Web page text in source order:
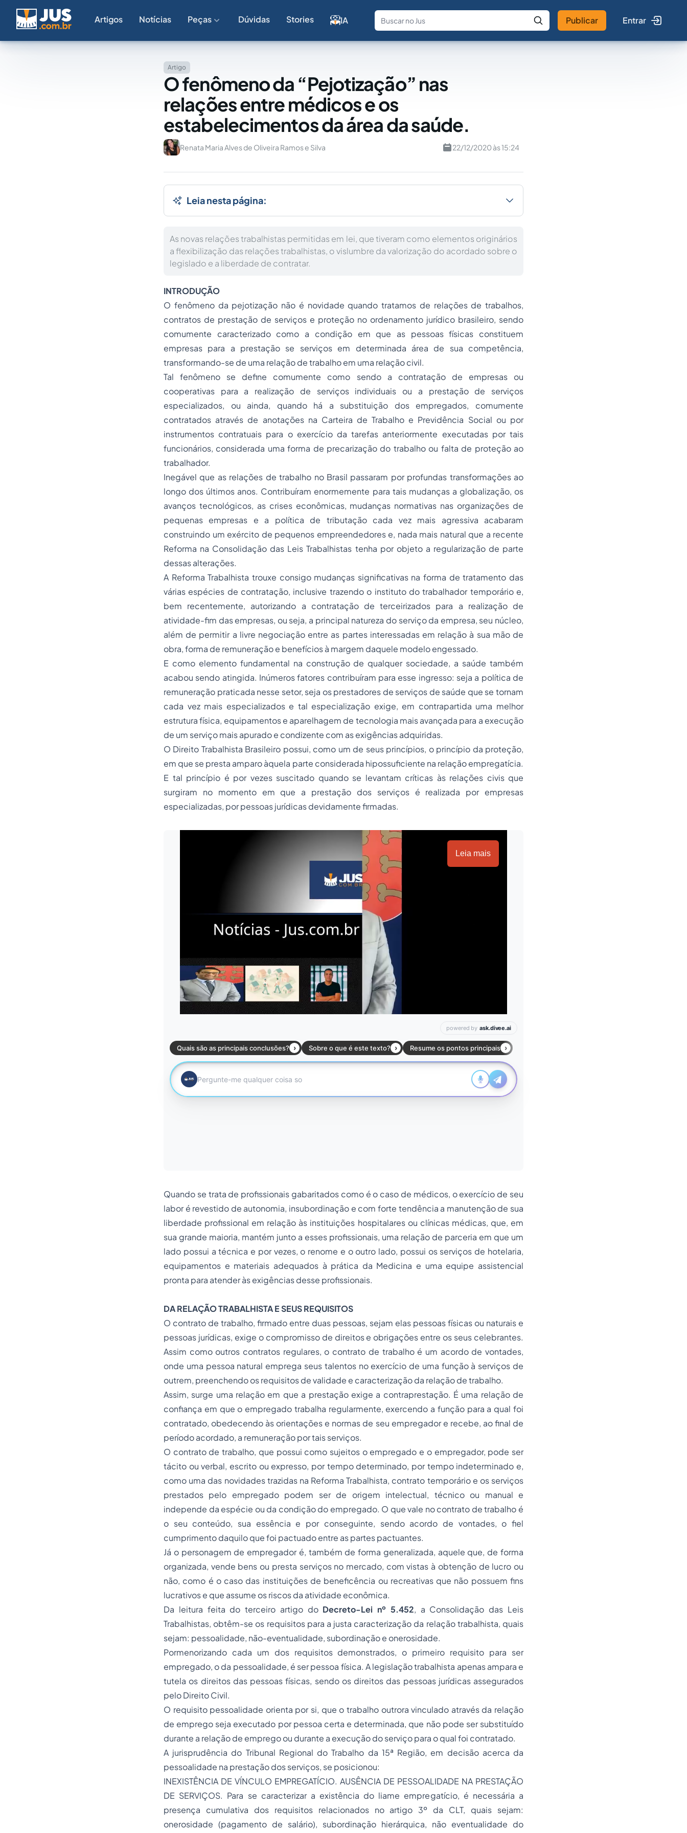
Artigos Notícias Peças Dúvidas Stories IA
Fale com a IA Buscar no Jus
Publicar Entrar
Artigo
O fenômeno da “Pejotização” nas
relações entre médicos e os
estabelecimentos da área da saúde.
Renata Maria Alves de Oliveira Ramos e Silva 22/12/2020 às 15:24
Leia nesta página:
As novas relações trabalhistas permitidas em lei, que tiveram como elementos originários
a flexibilização das relações trabalhistas, o vislumbre da valorização do acordado sobre o
legislado e a liberdade de contratar.
INTRODUÇÃO
O fenômeno da pejotização não é novidade quando tratamos de relações de trabalhos,
contratos de prestação de serviços e proteção no ordenamento jurídico brasileiro, sendo
comumente caracterizado como a condição em que as pessoas físicas constituem
empresas para a prestação se serviços em determinada área de sua competência,
transformando-se de uma relação de trabalho em uma relação civil.
Tal fenômeno se define comumente como sendo a contratação de empresas ou
cooperativas para a realização de serviços individuais ou a prestação de serviços
especializados, ou ainda, quando há a substituição dos empregados, comumente
contratados através de anotações na Carteira de Trabalho e Previdência Social ou por
instrumentos contratuais para o exercício da tarefas anteriormente executadas por tais
funcionários, considerada uma forma de precarização do trabalho ou falta de proteção ao
trabalhador.
Inegável que as relações de trabalho no Brasil passaram por profundas transformações ao
longo dos últimos anos. Contribuíram enormemente para tais mudanças a globalização, os
avanços tecnológicos, as crises econômicas, mudanças normativas nas organizações de
pequenas empresas e a política de tributação cada vez mais agressiva acabaram
construindo um exército de pequenos empreendedores e, nada mais natural que a recente
Reforma na Consolidação das Leis Trabalhistas tenha por objeto a regularização de parte
dessas alterações.
A Reforma Trabalhista trouxe consigo mudanças significativas na forma de tratamento das
várias espécies de contratação, inclusive trazendo o instituto do trabalhador temporário e,
bem recentemente, autorizando a contratação de terceirizados para a realização de
atividade-fim das empresas, ou seja, a principal natureza do serviço da empresa, seu núcleo,
além de permitir a livre negociação entre as partes interessadas em relação à sua mão de
obra, forma de remuneração e benefícios à margem daquele modelo engessado.
E como elemento fundamental na construção de qualquer sociedade, a saúde também
acabou sendo atingida. Inúmeros fatores contribuíram para esse ingresso: seja a política de
remuneração praticada nesse setor, seja os prestadores de serviços de saúde que se tornam
cada vez mais especializados e tal especialização exige, em contrapartida uma melhor
estrutura física, equipamentos e aparelhagem de tecnologia mais avançada para a execução
de um serviço mais apurado e condizente com as exigências adquiridas.
O Direito Trabalhista Brasileiro possui, como um de seus princípios, o princípio da proteção,
em que se presta amparo àquela parte considerada hipossuficiente na relação empregatícia.
E tal princípio é por vezes suscitado quando se levantam críticas às relações civis que
surgiram no momento em que a prestação dos serviços é realizada por empresas
especializadas, por pessoas jurídicas devidamente firmadas.
Leia mais
Quando se trata de profissionais gabaritados como é o caso de médicos, o exercício de seu
labor é revestido de autonomia, insubordinação e com forte tendência a manutenção de sua
liberdade profissional em relação às instituições hospitalares ou clínicas médicas, que, em
sua grande maioria, mantém junto a esses profissionais, uma relação de parceria em que um
lado possui a técnica e por vezes, o renome e o outro lado, possui os serviços de hotelaria,
equipamentos e materiais adequados à prática da Medicina e uma equipe assistencial
pronta para atender às exigências desse profissionais.
DA RELAÇÃO TRABALHISTA E SEUS REQUISITOS
O contrato de trabalho, firmado entre duas pessoas, sejam elas pessoas físicas ou naturais e
pessoas jurídicas, exige o compromisso de direitos e obrigações entre os seus celebrantes.
Assim como outros contratos regulares, o contrato de trabalho é um acordo de vontades,
onde uma pessoa natural emprega seus talentos no exercício de uma função à serviços de
outrem, preenchendo os requisitos de validade e caracterização da relação de trabalho.
Assim, surge uma relação em que a prestação exige a contraprestação. É uma relação de
confiança em que o empregado trabalha regularmente, exercendo a função para a qual foi
contratado, obedecendo às orientações e normas de seu empregador e recebe, ao final de
período acordado, a remuneração por tais serviços.
O contrato de trabalho, que possui como sujeitos o empregado e o empregador, pode ser
tácito ou verbal, escrito ou expresso, por tempo determinado, por tempo indeterminado e,
como uma das novidades trazidas na Reforma Trabalhista, contrato temporário e os serviços
prestados pelo empregado podem ser de origem intelectual, técnico ou manual e
independe da espécie ou da condição do empregado. O que vale no contrato de trabalho é
o seu conteúdo, sua essência e por conseguinte, sendo acordo de vontades, o fiel
cumprimento daquilo que foi pactuado entre as partes pactuantes.
Já o personagem de empregador é, também de forma generalizada, aquele que, de forma
organizada, vende bens ou presta serviços no mercado, com vistas à obtenção de lucro ou
não, como é o caso das instituições de beneficência ou recreativas que não possuem fins
lucrativos e que assume os riscos da atividade econômica.
Da leitura feita do terceiro artigo do Decreto-Lei nº 5.452, a Consolidação das Leis
Trabalhistas, obtêm-se os requisitos para a justa caracterização da relação trabalhista, quais
sejam: pessoalidade, não-eventualidade, subordinação e onerosidade.
Pormenorizando cada um dos requisitos demonstrados, o primeiro requisito para ser
empregado, o da pessoalidade, é ser pessoa física. A legislação trabalhista apenas ampara e
tutela os direitos das pessoas físicas, sendo os direitos das pessoas jurídicas assegurados
pelo Direito Civil.
O requisito pessoalidade orienta por si, que o trabalho outrora vinculado através da relação
de emprego seja executado por pessoa certa e determinada, que não pode ser substituído
durante a relação de emprego ou durante a execução do serviço para o qual foi contratado.
A jurisprudência do Tribunal Regional do Trabalho da 15ª Região, em decisão acerca da
pessoalidade na prestação dos serviços, se posicionou:
INEXISTÊNCIA DE VÍNCULO EMPREGATÍCIO. AUSÊNCIA DE PESSOALIDADE NA PRESTAÇÃO
DE SERVIÇOS. Para se caracterizar a existência do liame empregatício, é necessária a
presença cumulativa dos requisitos relacionados no artigo 3º da CLT, quais sejam:
onerosidade (pagamento de salário), subordinação hierárquica, não eventualidade do